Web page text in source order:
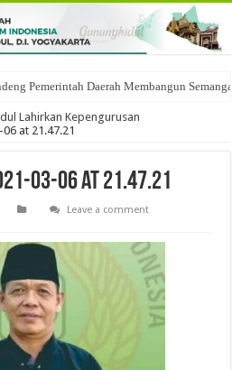
Pemerintah Daerah Membangun
Lahirkan Kepengurusan
at 21.47.21
03-06 at 21.47.21
Leave a comment